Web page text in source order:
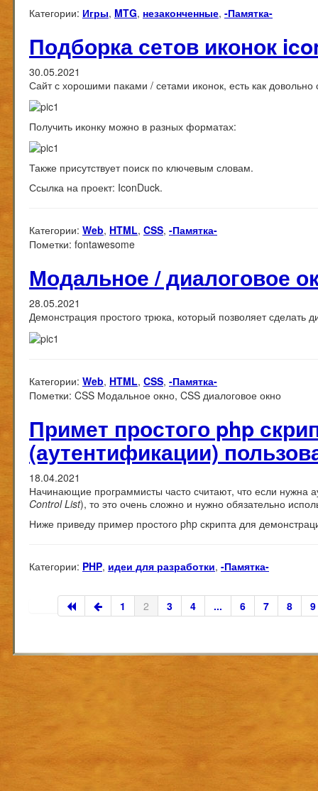
Категории: Игры, MTG, незаконченные, -Памятка-
Подборка сетов иконок
30.05.2021
Сайт с хорошими паками / сетами иконок, есть как
Получить иконку можно в разных форматах:
Также присутствует поиск по ключевым словам.
Ссылка на проект: IconDuck.
Категории: Web, HTML, CSS, -Памятка-
Пометки: fontawesome
Модальное / диалоговое
28.05.2021
Демонстрация простого трюка, который позволяет сделать
Категории: Web, HTML, CSS, -Памятка-
Пометки: CSS Модальное окно, CSS диалоговое окно
Примет простого php
(аутентификации)
18.04.2021
Начинающие программисты часто считают, что если нужна
Control List), то это очень сложно и нужно обязательно
Ниже приведу пример простого php скрипта для
Категории: PHP, идеи для разработки, -Памятка-
1 2 3 4 ... 6 7 8 9